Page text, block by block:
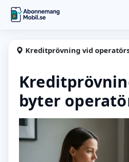
Hoppa till huvudinnehåll
Abonnemangmobil
Kreditprövning vid operatörsbyte,
byter